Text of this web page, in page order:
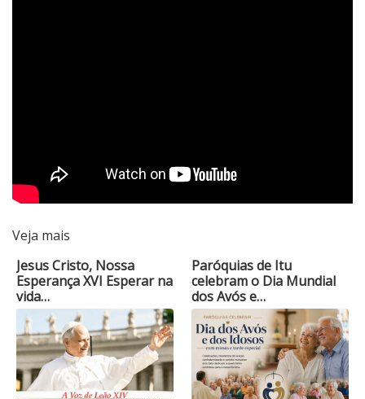
Veja mais
Jesus Cristo, Nossa
Esperança XVI Esperar na
vida…
Paróquias de Itu
celebram o Dia Mundial
dos Avós e…